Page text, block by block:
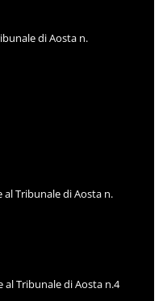
di Aosta n.
Tribunale di Aosta n.
al Tribunale di Aosta n.4